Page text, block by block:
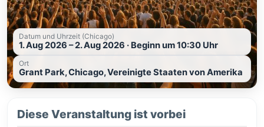
Datum und Uhrzeit (Chicago)
1. Aug 2026 – 2. Aug 2026 · Beginn um 10:30 Uhr
Ort
Grant Park, Chicago, Vereinigte Staaten von Amerika
Diese Veranstaltung ist vorbei